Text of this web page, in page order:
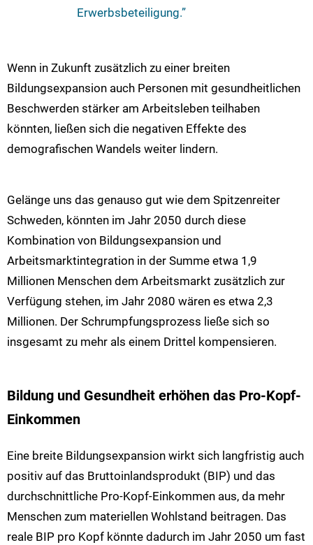
Erwerbsbeteiligung.”
Wenn in Zukunft zusätzlich zu einer breiten
Bildungsexpansion auch Personen mit gesundheitlichen
Beschwerden stärker am Arbeitsleben teilhaben
könnten, ließen sich die negativen Effekte des
demografischen Wandels weiter lindern.
Gelänge uns das genauso gut wie dem Spitzenreiter
Schweden, könnten im Jahr 2050 durch diese
Kombination von Bildungsexpansion und
Arbeitsmarktintegration in der Summe etwa 1,9
Millionen Menschen dem Arbeitsmarkt zusätzlich zur
Verfügung stehen, im Jahr 2080 wären es etwa 2,3
Millionen. Der Schrumpfungsprozess ließe sich so
insgesamt zu mehr als einem Drittel kompensieren.
Bildung und Gesundheit erhöhen das Pro-Kopf-
Einkommen
Eine breite Bildungsexpansion wirkt sich langfristig auch
positiv auf das Bruttoinlandsprodukt (BIP) und das
durchschnittliche Pro-Kopf-Einkommen aus, da mehr
Menschen zum materiellen Wohlstand beitragen. Das
reale BIP pro Kopf könnte dadurch im Jahr 2050 um fast